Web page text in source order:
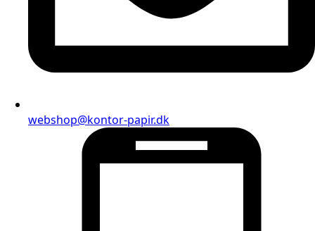
webshop@kontor-papir.dk